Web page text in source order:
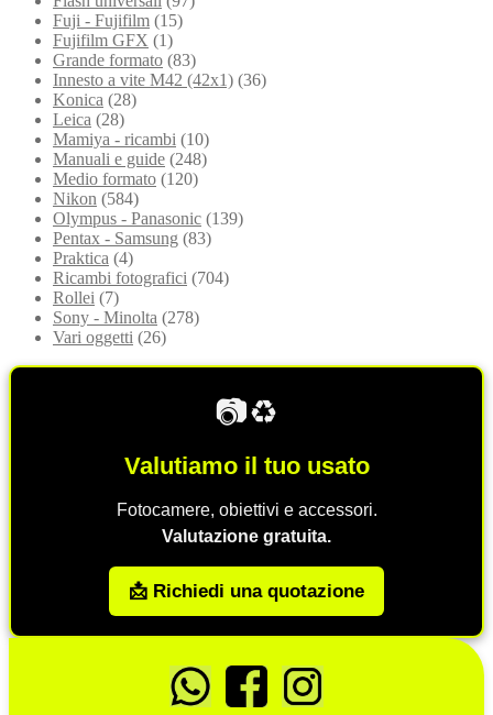
Fuji - Fujifilm (15)
Fujifilm GFX (1)
Grande formato (83)
Innesto a vite M42 (42x1) (36)
Konica (28)
Leica (28)
Mamiya - ricambi (10)
Manuali e guide (248)
Medio formato (120)
Nikon (584)
Olympus - Panasonic (139)
Pentax - Samsung (83)
Praktica (4)
Ricambi fotografici (704)
Rollei (7)
Sony - Minolta (278)
Vari oggetti (26)
📷♻️
Valutiamo il tuo usato
Fotocamere, obiettivi e accessori.
Valutazione gratuita.
📩 Richiedi una quotazione